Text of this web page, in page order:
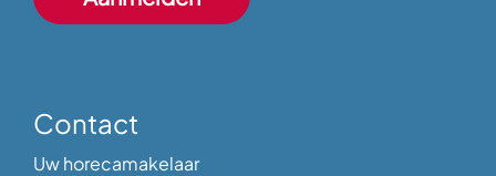
Contact
Uw horecamakelaar